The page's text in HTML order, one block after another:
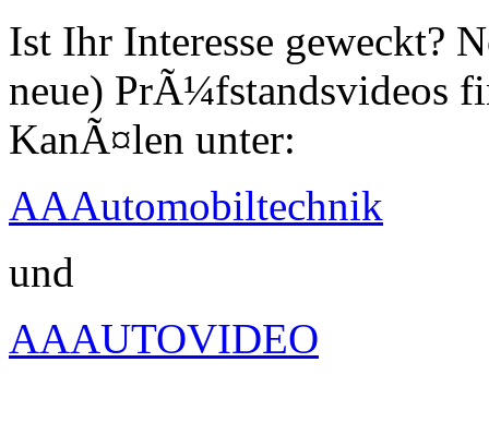
Ist Ihr Interesse geweckt?
neue) PrÃ¼fstandsvideos
KanÃ¤len unter:
AAAutomobiltechnik
und
AAAUTOVIDEO